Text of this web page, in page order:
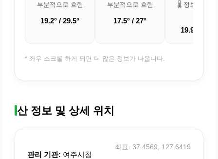
부분적으로 흐림
19.2° / 29.5°
부분적으로 흐림
17.5° / 27°
🌡️ 정보 업데이
19.9° /
* 좌우 스크롤 하게 되면 더 많은 정보가 나옵니다.
산 정보 및 상세 위치
관리 기관: 여주시청
좌표: 37.4569, 127.6419